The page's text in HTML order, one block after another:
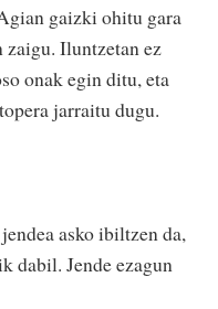
gaizki ohitu gara
Iluntzetan ez
onak egin ditu, eta
jarraitu dugu.
asko ibiltzen da,
dabil. Jende ezagun